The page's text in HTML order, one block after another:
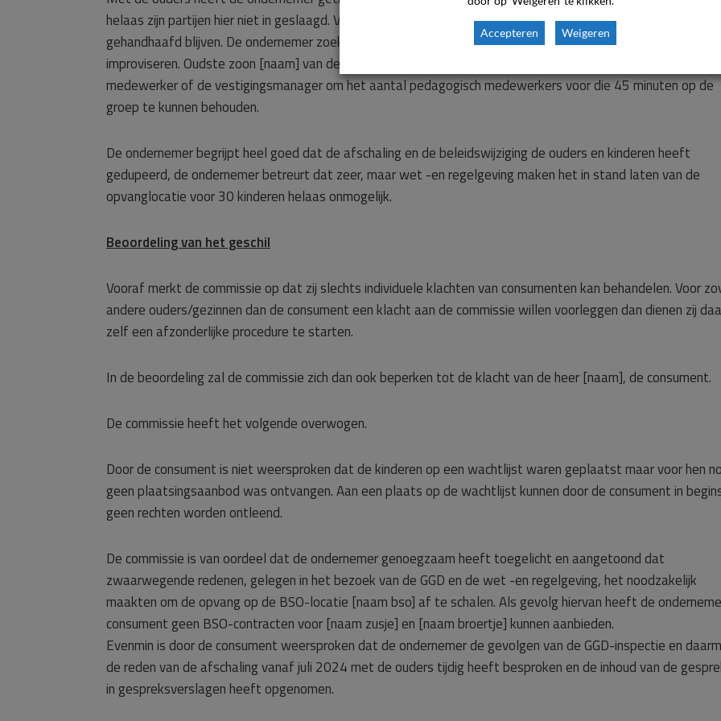
helaas zijn partijen hier niet in geslaagd. Voor de kinderen voor wie al een BSO-contract bestond zal de
gehandhaafd blijven. De ondernemer zoekt daarin steeds naar creatieve oplossingen en moet hier en daar
improviseren. Oudste zoon [naam] van de consument wordt van school gehaald door een huishoudelijk
medewerker of de vestigingsmanager om het aantal pedagogisch medewerkers voor die 45 minuten op de
groep te kunnen behouden.
De ondernemer begrijpt heel goed dat de afschaling en de beleidswijziging de ouders en kinderen heeft
gedupeerd, de ondernemer betreurt dat zeer, maar wet -en regelgeving maken het in stand laten van de
opvanglocatie voor 30 kinderen helaas onmogelijk.
Beoordeling van het geschil
Vooraf merkt de commissie op dat zij slechts individuele klachten van consumenten kan behandelen. Voor
andere ouders/gezinnen dan de consument een klacht aan de commissie willen voorleggen dan dienen zij
zelf een afzonderlijke procedure te starten.
In de beoordeling zal de commissie zich dan ook beperken tot de klacht van de heer [naam], de consument.
De commissie heeft het volgende overwogen.
Door de consument is niet weersproken dat de kinderen op een wachtlijst waren geplaatst maar voor hen
geen plaatsingsaanbod was ontvangen. Aan een plaats op de wachtlijst kunnen door de consument in
geen rechten worden ontleend.
De commissie is van oordeel dat de ondernemer genoegzaam heeft toegelicht en aangetoond dat
zwaarwegende redenen, gelegen in het bezoek van de GGD en de wet -en regelgeving, het noodzakelijk
maakten om de opvang op de BSO-locatie [naam bso] af te schalen. Als gevolg hiervan heeft de
consument geen BSO-contracten voor [naam zusje] en [naam broertje] kunnen aanbieden.
Evenmin is door de consument weersproken dat de ondernemer de gevolgen van de GGD-inspectie en
de reden van de afschaling vanaf juli 2024 met de ouders tijdig heeft besproken en de inhoud van de
in gespreksverslagen heeft opgenomen.
Accepteren Weigeren